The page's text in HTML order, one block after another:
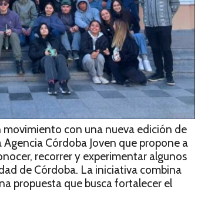
con una nueva edición de
Agencia Córdoba Joven que propone a
recorrer y experimentar algunos
de Córdoba. La iniciativa combina
propuesta que busca fortalecer el